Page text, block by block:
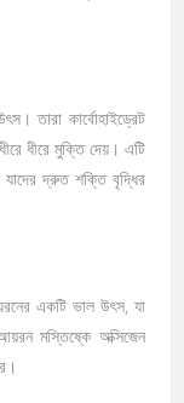
তারা কার্বোহাইড্রেট
ধীরে মুক্তি দেয়। এটি
যাদের দ্রুত শক্তি বৃদ্ধির
একটি ভাল উৎস, যা
মস্তিষ্কে অক্সিজেন